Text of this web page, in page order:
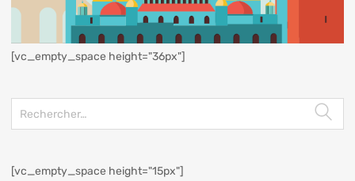
[vc_empty_space height="36px"]
[vc_empty_space height="15px"]